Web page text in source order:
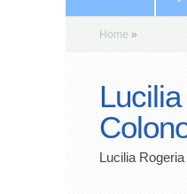
Home »
Lucilia